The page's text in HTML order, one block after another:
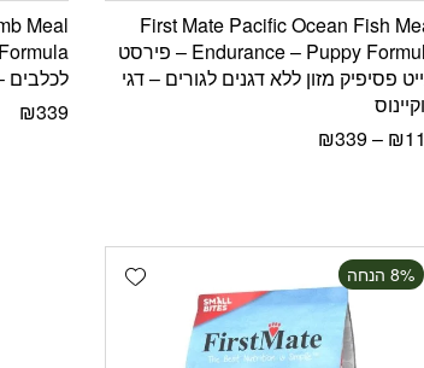
First Mate Pacific Ocean Fish
Endurance – Puppy Formula – פירסט
פסיפיק מזון ללא דגנים לגורים – דגי
₪
–
₪339
Meal
לכלבים –
₪339
Add wishlist ‫8% הנחה